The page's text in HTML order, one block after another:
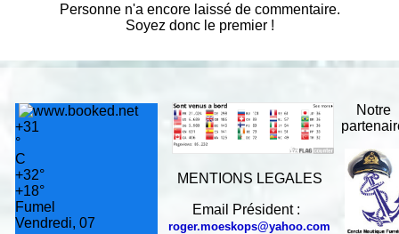
Personne n'a encore laissé de commentaire.
Soyez donc le premier !
+31
°
C
+32°
+18°
Fumel
Vendredi, 07
MENTIONS LEGALES
Email Président :
roger.moeskops@yahoo.com
Notre